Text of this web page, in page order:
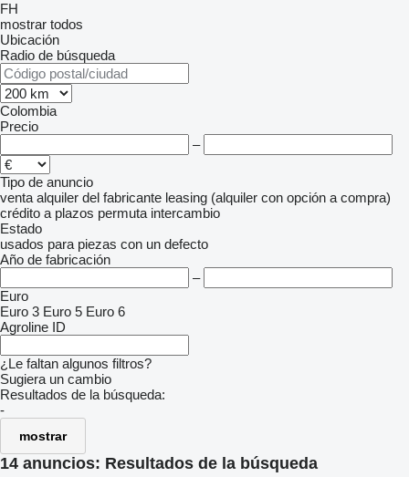
FH
mostrar todos
Ubicación
Radio de búsqueda
Colombia
Precio
–
Tipo de anuncio
venta alquiler del fabricante leasing (alquiler con opción a compra)
crédito a plazos permuta intercambio
Estado
usados para piezas con un defecto
Año de fabricación
–
Euro
Euro 3 Euro 5 Euro 6
Agroline ID
¿Le faltan algunos filtros?
Sugiera un cambio
Resultados de la búsqueda:
-
mostrar
14 anuncios: Resultados de la búsqueda